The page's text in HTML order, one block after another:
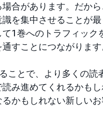
合があります。だか
を集中させることが
て1巻へのトラフィック
すことにつながります
ことで、より多くの読
み進めてくれるかも
かもしれない新しい